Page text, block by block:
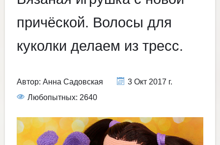
причёской. Волосы для
куколки делаем из тресс.
Автор: Анна Садовская
3 Окт 2017 г.
Любопытных: 2640